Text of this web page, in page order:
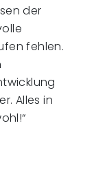
der
fehlen.
Alles in